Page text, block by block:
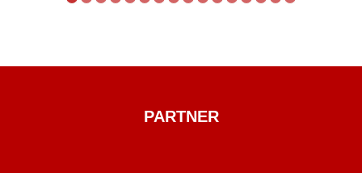
1 2 3 4 5 6 7 8 9
1
PARTNER